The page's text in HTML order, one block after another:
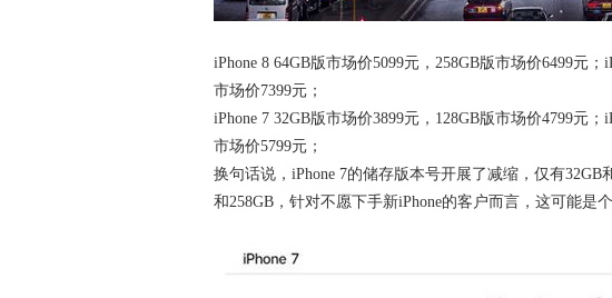
iPhone 8 64GB版市场价5099元，258GB版市场价6499元；
市场价7399元；
iPhone 7 32GB版市场价3899元，128GB版市场价4799元；
市场价5799元；
换句话说，iPhone 7的储存版本号开展了减缩，仅有32GB
和258GB，针对不愿下手新iPhone的客户而言，这可能是